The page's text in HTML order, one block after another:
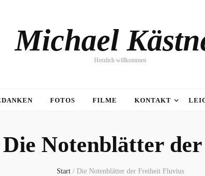
Michael
Herzlich willkommen
FOTOS FILME KONTAKT
Die Notenblätter
Start / Die Notenblätter der Freiheit Fluvius